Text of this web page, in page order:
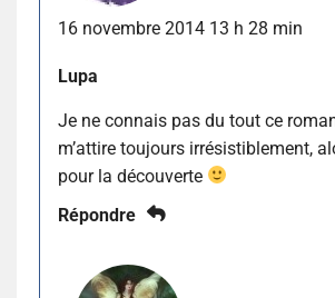
16 novembre 2014 13 h 28 min
Lupa
Je ne connais pas du tout ce
m’attire toujours irrésistiblement,
pour la découverte
Répondre